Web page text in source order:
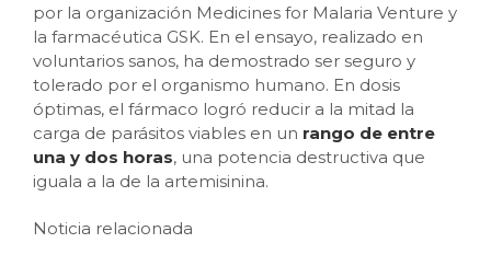
por la organización Medicines for Malaria Venture y
la farmacéutica GSK. En el ensayo, realizado en
voluntarios sanos, ha demostrado ser seguro y
tolerado por el organismo humano. En dosis
óptimas, el fármaco logró reducir a la mitad la
carga de parásitos viables en un rango de entre
una y dos horas, una potencia destructiva que
iguala a la de la artemisinina.
Noticia relacionada